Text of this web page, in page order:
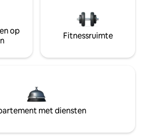
op
Fitnessruimte
met diensten